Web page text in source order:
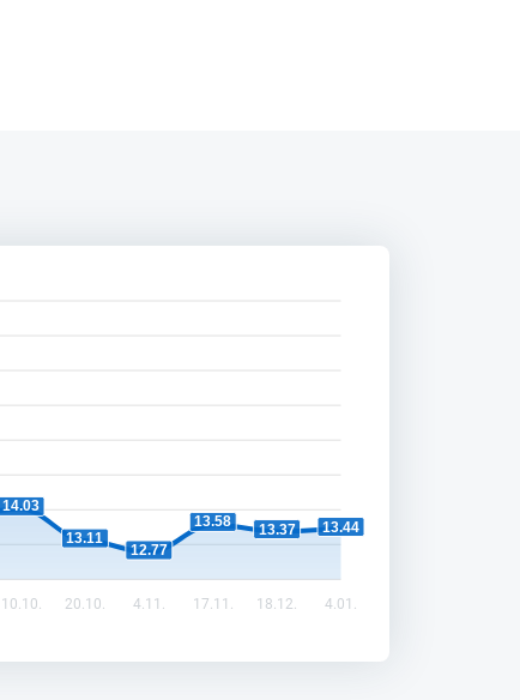
14.03
13.11
12.77
13.58 13.37 13.44
10.10. 20.10. 4.11. 17.11. 18.12. 4.01.